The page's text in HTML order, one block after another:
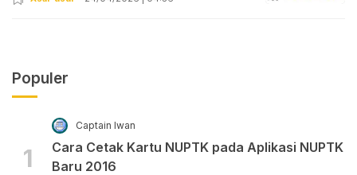
Populer
1
Captain Iwan
Cara Cetak Kartu NUPTK pada Aplikasi NUPTK
Baru 2016